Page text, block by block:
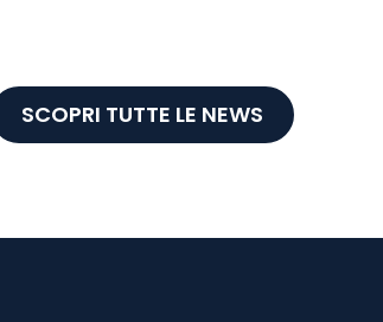
SCOPRI TUTTE LE NEWS